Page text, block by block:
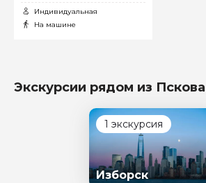
Индивидуальная
На машине
Экскурсии рядом из Пскова
1 экскурсия
Изборск